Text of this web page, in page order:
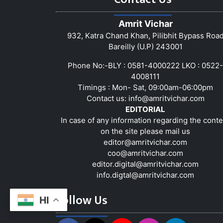
HI
Amrit Vichar
932, Katra Chand Khan, Pilibhit Bypass Road
Bareilly (U.P) 243001
Phone No:-BLY : 0581-4000222 LKO : 0522-
4008111
Timings : Mon- Sat, 09:00am-06:00pm
Contact us: info@amritvichar.com
EDITORIAL
In case of any information regarding the
on the site please mail us
editor@amritvichar.com
coo@amritvichar.com
editor.digital@amritvichar.com
info.digtal@amritvichar.com
Follow Us